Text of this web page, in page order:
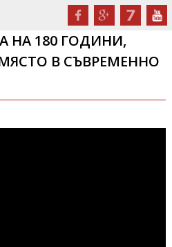
НА 180 ГОДИНИ,
В СЪВРЕМЕННО